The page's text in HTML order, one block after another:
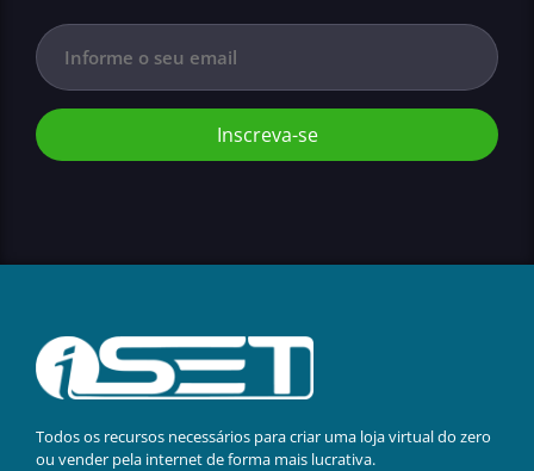
Inscreva-se
Todos os recursos necessários para criar uma loja virtual do zero
ou vender pela internet de forma mais lucrativa.